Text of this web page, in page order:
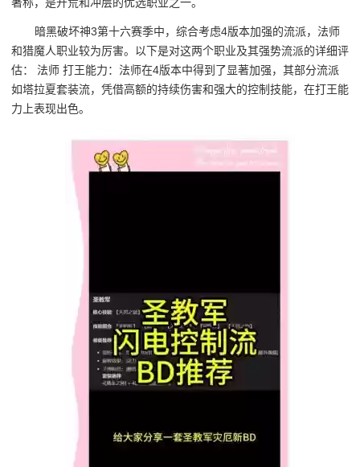
暗黑破坏神3第十六赛季中，综合考虑4版本加强的流派，法师
和猎魔人职业较为厉害。以下是对这两个职业及其强势流派的详细评
估： 法师 打王能力：法师在4版本中得到了显著加强，其部分流派
如塔拉夏套装流，凭借高额的持续伤害和强大的控制技能，在打王能
力上表现出色。